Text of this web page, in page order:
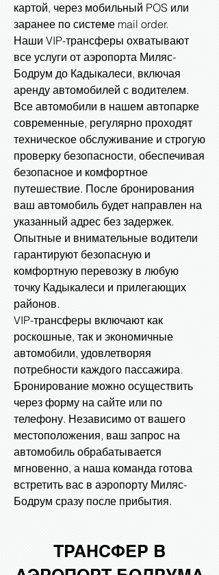
картой, через мобильный POS или
заранее по системе mail order.
Наши VIP-трансферы охватывают
все услуги от аэропорта Миляс-
Бодрум до Кадыкалеси, включая
аренду автомобилей с водителем.
Все автомобили в нашем автопарке
современные, регулярно проходят
техническое обслуживание и строгую
проверку безопасности, обеспечивая
безопасное и комфортное
путешествие. После бронирования
ваш автомобиль будет направлен на
указанный адрес без задержек.
Опытные и внимательные водители
гарантируют безопасную и
комфортную перевозку в любую
точку Кадыкалеси и прилегающих
районов.
VIP-трансферы включают как
роскошные, так и экономичные
автомобили, удовлетворяя
потребности каждого пассажира.
Бронирование можно осуществить
через форму на сайте или по
телефону. Независимо от вашего
местоположения, ваш запрос на
автомобиль обрабатывается
мгновенно, а наша команда готова
встретить вас в аэропорту Миляс-
Бодрум сразу после прибытия.
ТРАНСФЕР В